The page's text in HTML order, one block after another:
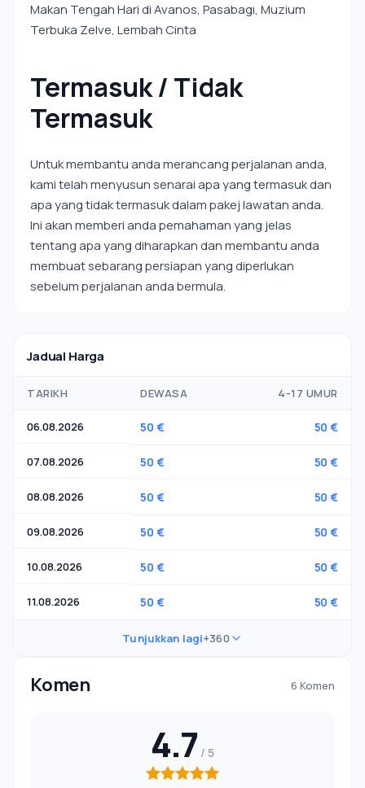
Makan Tengah Hari di Avanos, Pasabagı, Muzium
Terbuka Zelve, Lembah Cinta
Termasuk / Tidak
Termasuk
Untuk membantu anda merancang perjalanan anda,
kami telah menyusun senarai apa yang termasuk dan
apa yang tidak termasuk dalam pakej lawatan anda.
Ini akan memberi anda pemahaman yang jelas
tentang apa yang diharapkan dan membantu anda
membuat sebarang persiapan yang diperlukan
sebelum perjalanan anda bermula.
Jadual Harga
TARIKH DEWASA 4-17 UMUR
06.08.2026 50 € 50 €
07.08.2026 50 € 50 €
08.08.2026 50 € 50 €
09.08.2026 50 € 50 €
10.08.2026 50 € 50 €
11.08.2026 50 € 50 €
Tunjukkan lagi+360
Komen 6 Komen
4.7